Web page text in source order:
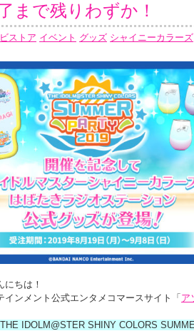
まで残りわずか！
ストア イベント グッズ シャイニーカラーズ
にちは！
ンメント公式エンタメコマースサイト「 ア
IDOLM@STER SHINY COLORS